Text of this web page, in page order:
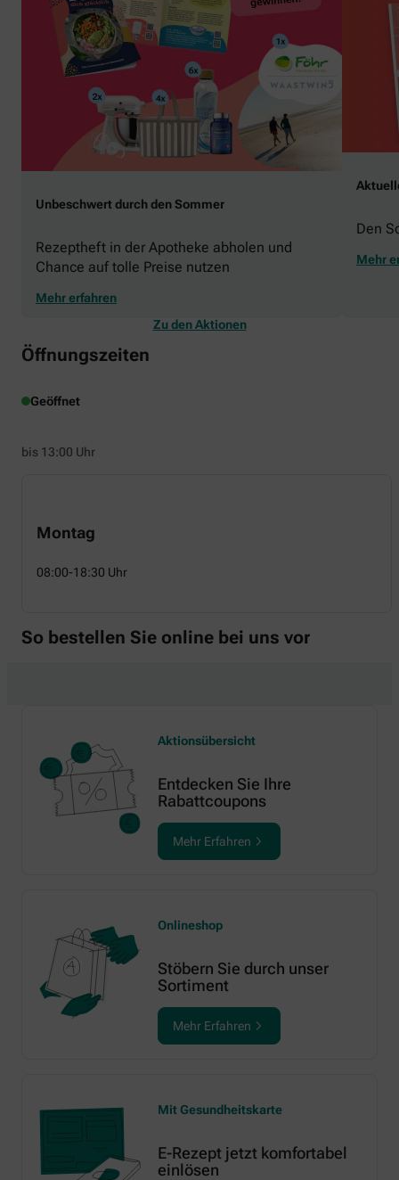
Unbeschwert durch den Sommer
Rezeptheft in der Apotheke abholen und
Chance auf tolle Preise nutzen
Mehr erfahren
Den
Mehr
Zu den Aktionen
Öffnungszeiten
Geöffnet
bis 13:00 Uhr
Montag
08:00-18:30 Uhr
So bestellen Sie online bei uns vor
Aktionsübersicht
Entdecken Sie Ihre
Rabattcoupons
Mehr Erfahren
Onlineshop
Stöbern Sie durch unser
Sortiment
Mehr Erfahren
Mit Gesundheitskarte
E-Rezept jetzt komfortabel
einlösen